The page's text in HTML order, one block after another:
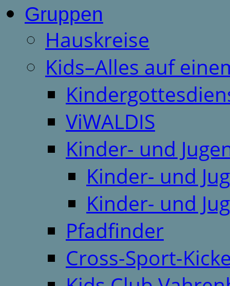
Gruppen
Hauskreise
Kids–Alles auf
ViWALDIS
Kinder- und
Kinder- und
Kinder- und
Pfadfinder
Cross-Sport-